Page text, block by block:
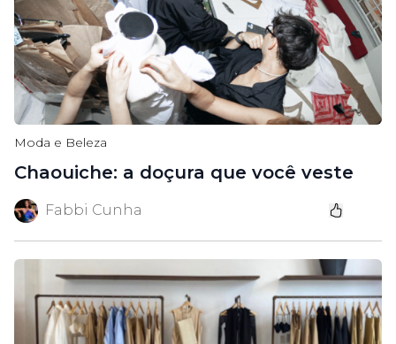
Moda e Beleza
Chaouiche: a doçura que você veste
Fabbi Cunha